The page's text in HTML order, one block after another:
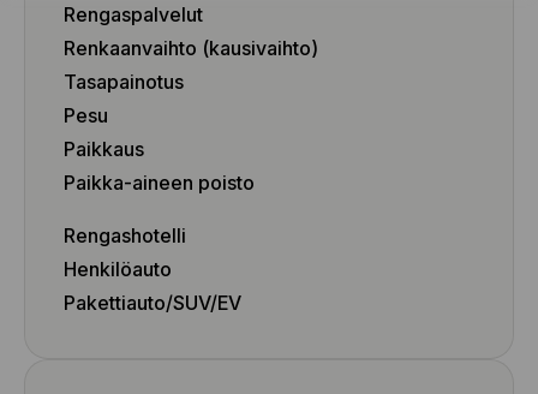
Rengaspalvelut
Renkaanvaihto (kausivaihto)
Tasapainotus
Pesu
Paikkaus
Paikka-aineen poisto
Rengashotelli
Henkilöauto
Pakettiauto/SUV/EV